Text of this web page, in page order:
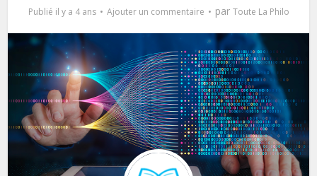
Publié il y a 4 ans Ajouter un commentaire par Toute La Philo